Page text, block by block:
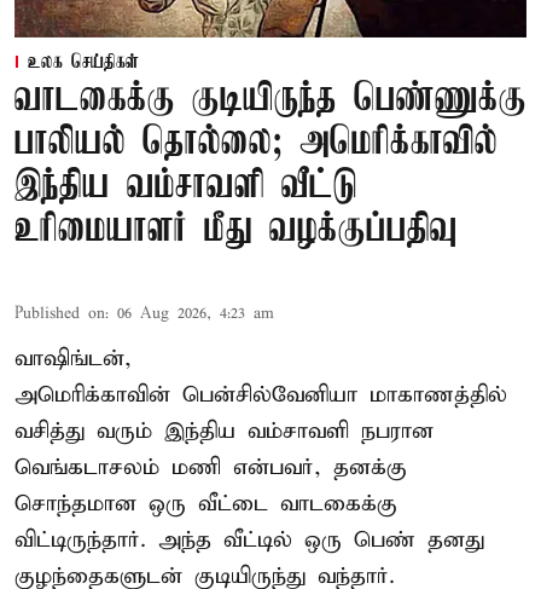
உலக செய்திகள்
வாடகைக்கு குடியிருந்த பெண்ணுக்கு
பாலியல் தொல்லை; அமெரிக்காவில்
இந்திய வம்சாவளி வீட்டு
உரிமையாளர் மீது வழக்குப்பதிவு
Published on: 06 Aug 2026, 4:23 am
வாஷிங்டன்,
அமெரிக்காவின் பென்சில்வேனியா மாகாணத்தில்
வசித்து வரும் இந்திய வம்சாவளி நபரான
வெங்கடாசலம் மணி என்பவர், தனக்கு
சொந்தமான ஒரு வீட்டை வாடகைக்கு
விட்டிருந்தார். அந்த வீட்டில் ஒரு பெண் தனது
குழந்தைகளுடன் குடியிருந்து வந்தார்.